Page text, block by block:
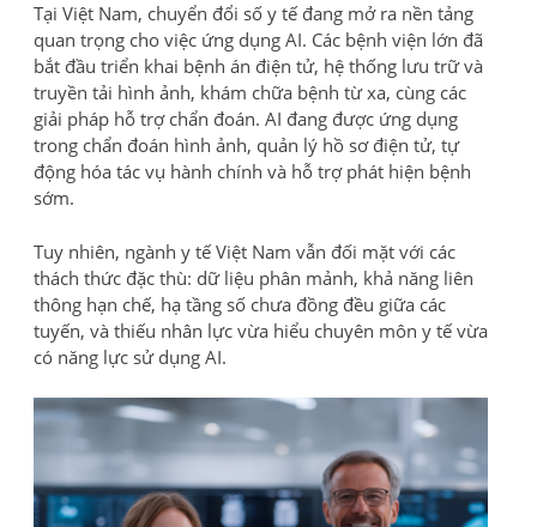
Tại Việt Nam, chuyển đổi số y tế đang mở ra nền tảng
quan trọng cho việc ứng dụng AI. Các bệnh viện lớn đã
bắt đầu triển khai bệnh án điện tử, hệ thống lưu trữ và
truyền tải hình ảnh, khám chữa bệnh từ xa, cùng các
giải pháp hỗ trợ chẩn đoán. AI đang được ứng dụng
trong chẩn đoán hình ảnh, quản lý hồ sơ điện tử, tự
động hóa tác vụ hành chính và hỗ trợ phát hiện bệnh
sớm.
Tuy nhiên, ngành y tế Việt Nam vẫn đối mặt với các
thách thức đặc thù: dữ liệu phân mảnh, khả năng liên
thông hạn chế, hạ tầng số chưa đồng đều giữa các
tuyến, và thiếu nhân lực vừa hiểu chuyên môn y tế vừa
có năng lực sử dụng AI.